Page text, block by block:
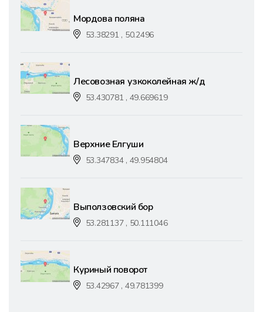
Мордова поляна
53.38291 , 50.2496
Лесовозная узкоколейная ж/д
53.430781 , 49.669619
Верхние Елгуши
53.347834 , 49.954804
Выползовский бор
53.281137 , 50.111046
Куриный поворот
53.42967 , 49.781399